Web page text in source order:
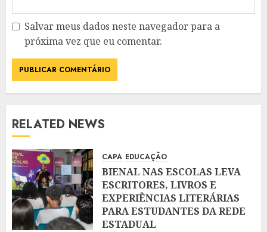
Salvar meus dados neste navegador para a
próxima vez que eu comentar.
RELATED NEWS
CAPA EDUCAÇÃO
BIENAL NAS ESCOLAS LEVA
ESCRITORES, LIVROS E
EXPERIÊNCIAS LITERÁRIAS
PARA ESTUDANTES DA REDE
ESTADUAL